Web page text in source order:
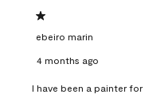
1 out of 5 stars.
ebeiro marin
4 months ago
I have been a painter